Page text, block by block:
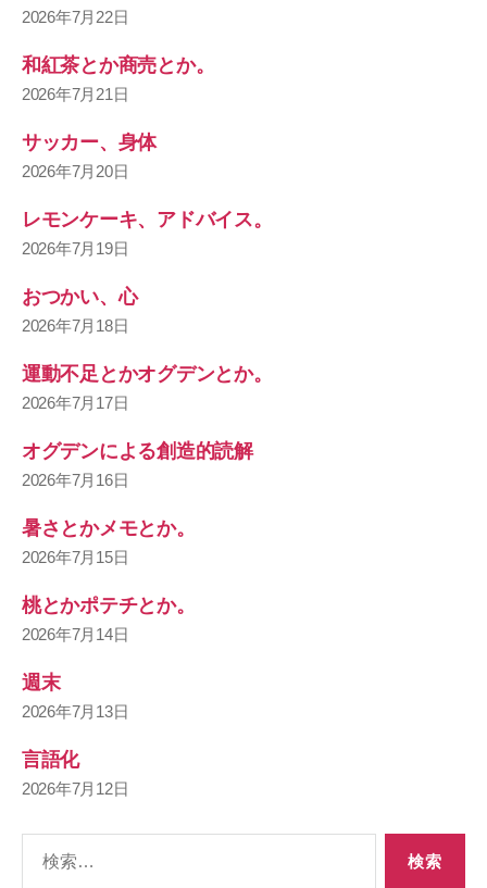
2026年7月22日
和紅茶とか商売とか。
2026年7月21日
サッカー、身体
2026年7月20日
レモンケーキ、アドバイス。
2026年7月19日
おつかい、心
2026年7月18日
運動不足とかオグデンとか。
2026年7月17日
オグデンによる創造的読解
2026年7月16日
暑さとかメモとか。
2026年7月15日
桃とかポテチとか。
2026年7月14日
週末
2026年7月13日
言語化
2026年7月12日